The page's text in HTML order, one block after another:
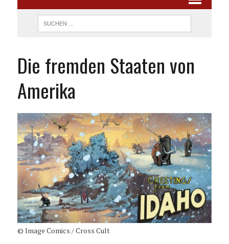
Die fremden Staaten von
Amerika
© Image Comics / Cross Cult